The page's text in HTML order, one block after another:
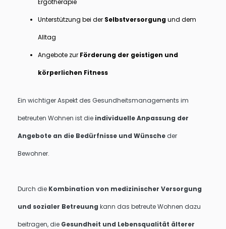
Ergotherapie
Unterstützung bei der Selbstversorgungund dem
Alltag
Angebote zur Förderung der geistigen und
körperlichen Fitness
Ein wichtiger Aspekt des Gesundheitsmanagements im
betreuten Wohnen ist die individuelle Anpassung der
Angebote an die Bedürfnisse und Wünsche der
Bewohner.
Durch die Kombination von medizinischer Versorgung
und sozialer Betreuung kann das betreute Wohnen dazu
beitragen, die Gesundheit und Lebensqualität älterer